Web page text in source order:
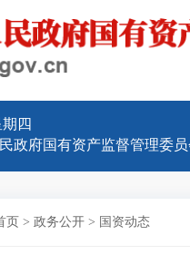
四
政府国有资产监督管理委员
页 >政务公开 > 国资动态